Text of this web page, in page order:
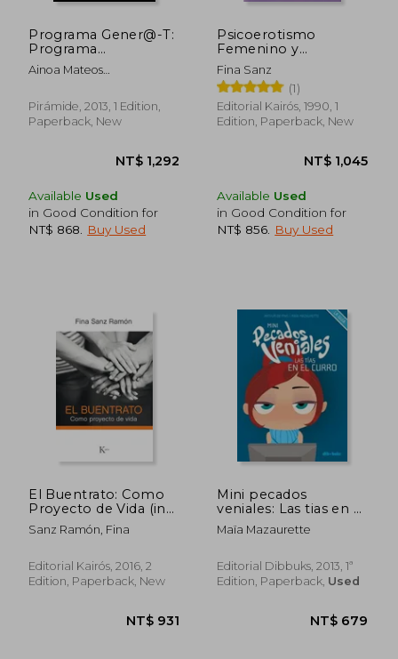
NT$ 1,372
Programa Gener@-T:
Programa
Socioeducativo Para
la Prevención de la
en Parejas
Adolescentes (in
Ainoa Mateos
Pirámide, 2013, 1 Edition,
Paperback, New
Available Used
in Good Condition for
NT$ 868
Buy Used
Psicoerotismo
Femenino y
Masculino (in
Spanish)
Fina Sanz
(1)
Editorial Kairós, 1990, 1
Edition, Paperback, New
Available Used
in Good Condition for
NT$ 856
Buy Used
El Buentrato: Como
Proyecto de Vida (in
Spanish)
Sanz Ramón, Fina
Editorial Kairós, 2016, 2
Edition, Paperback, New
Mini pecados
veniales: Las tias en el
curro 04 (in Spanish)
Maïa Mazaurette
Editorial Dibbuks, 2013, 1ª
Edition, Paperback, Used